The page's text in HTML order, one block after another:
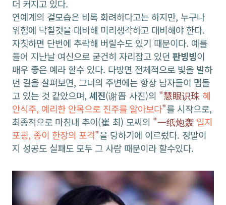
더 커지고 있다.
연예계의 겉모습은 비록 화려하다고는 하지만, 누구나
위험에 닥칠것을 대비해 미리생각하고 대비해야 한다.
자칫하면 단번에 추락해 버릴수도 있기 때문이다. 예를
들어 지난날 여신으로 굳건히 자리잡고 있던 판빙빙이
매우 좋은 예라 할수 있다. 다방면 전체적으로 빛을 발하
던 길을 살펴보면, 그녀의 주변에는 항상 남자들이 맴돌
고 있는 것 같았으며, 셰진(谢晋 사진)의 "慧眼识珠 혜
안식주, 예리한 안목으로 진주를 알아보다"를 시작으로,
최종적으로 마침내 추이(崔 최) 모씨의 "一纸炮轰 일지
포굉, 종이 한장의 포격"을 당하기에 이르렀다. 정말이
지 성공도 실패도 모두 그 사람 때문이라 할수있다.